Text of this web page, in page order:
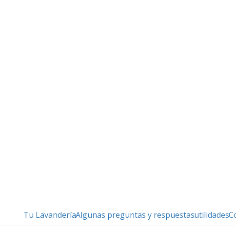
Tu LavanderíaAlgunas preguntas y respuestasutilidades